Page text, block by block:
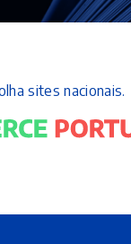
sites nacionais.